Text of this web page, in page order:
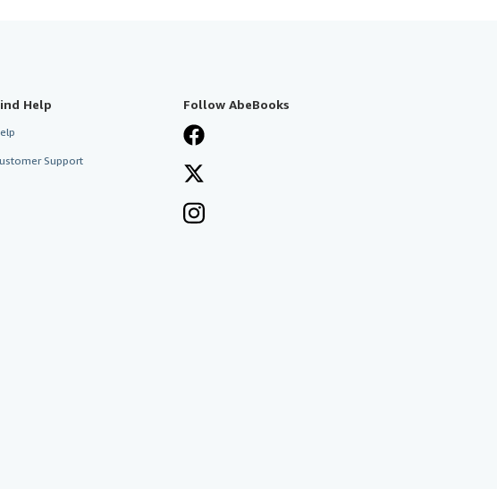
Help
Support
Follow AbeBooks